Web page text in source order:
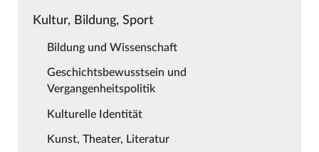
Kultur, Bildung, Sport
Bildung und Wissenschaft
Geschichtsbewusstsein und
Vergangenheitspolitik
Kulturelle Identität
Kunst, Theater, Literatur